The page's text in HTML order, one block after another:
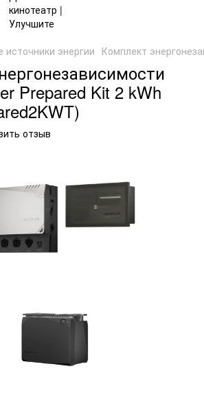
источники энергии Комплект
Prepared Kit 2 kWh
отзыв